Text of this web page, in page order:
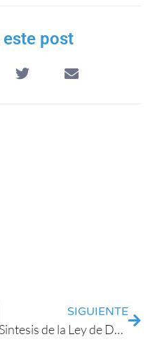
post
SIGUIENTE
Sintesis de la Ley de Dependencia